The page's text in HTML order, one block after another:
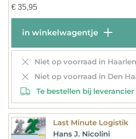
€35,95
in winkelwagentje
Niet op voorraad in
Niet op voorraad in Den
Te bestellen bij leverancier
Last Minute Logistik
Hans J. Nicolini